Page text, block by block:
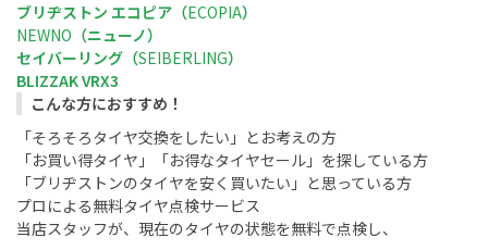
ブリヂストン エコピア（ECOPIA）
NEWNO （ニューノ）
セイバーリング（SEIBERLING）
BLIZZAK VRX3
こんな方におすすめ！
「そろそろタイヤ交換をしたい」とお考えの方
「お買い得タイヤ」「お得なタイヤセール」を探している方
「ブリヂストンのタイヤを安く買いたい」と思っている方
プロによる無料タイヤ点検サービス
当店スタッフが、現在のタイヤの状態を無料で点検し、